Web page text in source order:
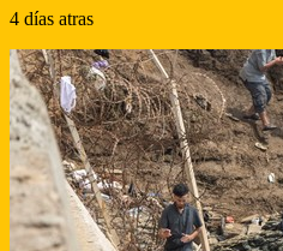
4 días atras